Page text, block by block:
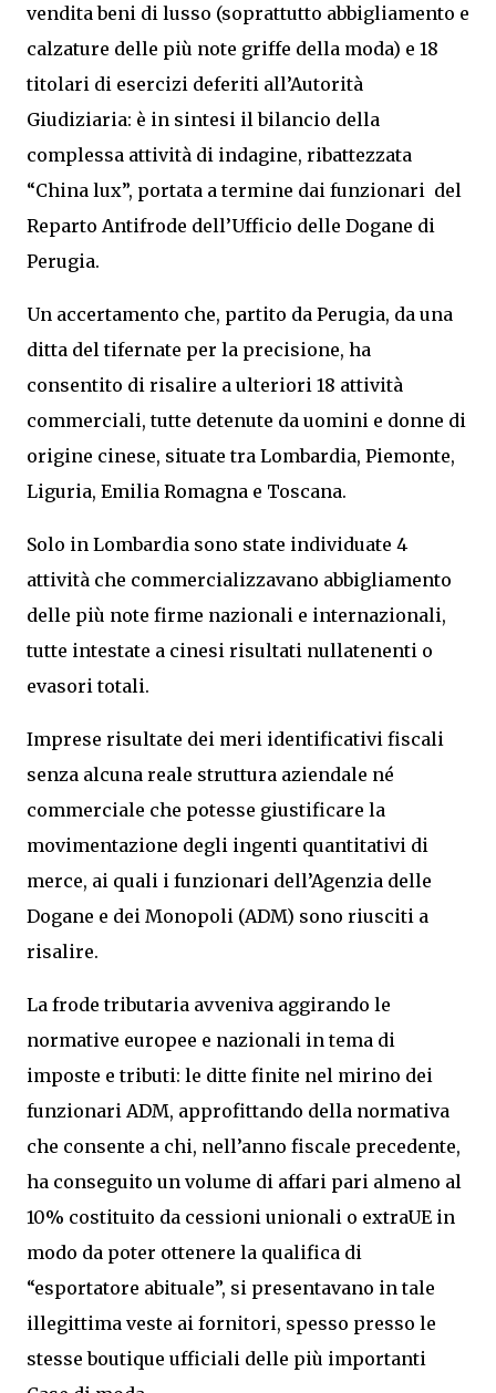
vendita beni di lusso (soprattutto abbigliamento e
calzature delle più note griffe della moda) e 18
titolari di esercizi deferiti all’Autorità
Giudiziaria: è in sintesi il bilancio della
complessa attività di indagine, ribattezzata
“China lux”, portata a termine dai funzionari del
Reparto Antifrode dell’Ufficio delle Dogane di
Perugia.
Un accertamento che, partito da Perugia, da una
ditta del tifernate per la precisione, ha
consentito di risalire a ulteriori 18 attività
commerciali, tutte detenute da uomini e donne di
origine cinese, situate tra Lombardia, Piemonte,
Liguria, Emilia Romagna e Toscana.
Solo in Lombardia sono state individuate 4
attività che commercializzavano abbigliamento
delle più note firme nazionali e internazionali,
tutte intestate a cinesi risultati nullatenenti o
evasori totali.
Imprese risultate dei meri identificativi fiscali
senza alcuna reale struttura aziendale né
commerciale che potesse giustificare la
movimentazione degli ingenti quantitativi di
merce, ai quali i funzionari dell’Agenzia delle
Dogane e dei Monopoli (ADM) sono riusciti a
risalire.
La frode tributaria avveniva aggirando le
normative europee e nazionali in tema di
imposte e tributi: le ditte finite nel mirino dei
funzionari ADM, approfittando della normativa
che consente a chi, nell’anno fiscale precedente,
ha conseguito un volume di affari pari almeno al
10% costituito da cessioni unionali o extraUE in
modo da poter ottenere la qualifica di
“esportatore abituale”, si presentavano in tale
illegittima veste ai fornitori, spesso presso le
stesse boutique ufficiali delle più importanti